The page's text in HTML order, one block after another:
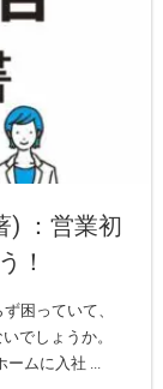
) ：営業初
！
困っていて、
でしょうか。
ムに入社 ...